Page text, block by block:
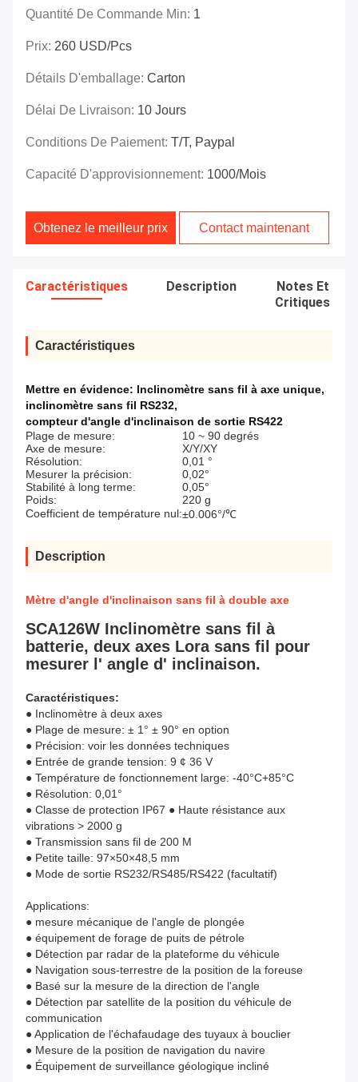
Quantité De Commande Min: 1
Prix: 260 USD/pcs
Détails D'emballage: Carton
Délai De Livraison: 10 Jours
Conditions De Paiement: T/T, Paypal
Capacité D'approvisionnement: 1000/mois
Obtenez le meilleur prix Contact maintenant
Caractéristiques Description
Notes Et
Critiques
Caractéristiques
Mettre en évidence: Inclinomètre sans fil à axe unique,
inclinomètre sans fil RS232,
compteur d'angle d'inclinaison de sortie RS422
Plage de mesure:
10 ~ 90 degrés
Axe de mesure:
X/Y/XY
Résolution:
0,01 °
Mesurer la précision:
0,02°
Stabilité à long terme:
0,05°
Poids:
220 g
Coefficient de température nul:±0.006°/℃
Description
Mètre d'angle d'inclinaison sans fil à double axe
SCA126W Inclinomètre sans fil à
batterie, deux axes Lora sans fil pour
mesurer l' angle d' inclinaison.
Caractéristiques:
● Inclinomètre à deux axes
● Plage de mesure: ± 1° ± 90° en option
● Précision: voir les données techniques
● Entrée de grande tension: 9 ¢ 36 V
● Température de fonctionnement large: -40°C+85°C
● Résolution: 0,01°
● Classe de protection IP67 ● Haute résistance aux
vibrations > 2000 g
● Transmission sans fil de 200 M
● Petite taille: 97×50×48,5 mm
● Mode de sortie RS232/RS485/RS422 (facultatif)
Applications:
● mesure mécanique de l'angle de plongée
● équipement de forage de puits de pétrole
● Détection par radar de la plateforme du véhicule
● Navigation sous-terrestre de la position de la foreuse
● Basé sur la mesure de la direction de l'angle
● Détection par satellite de la position du véhicule de
communication
● Application de l'échafaudage des tuyaux à bouclier
● Mesure de la position de navigation du navire
● Équipement de surveillance géologique incliné